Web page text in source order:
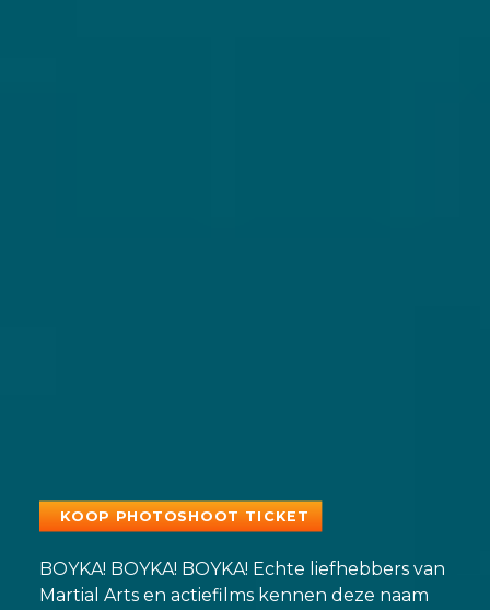
KOOP PHOTOSHOOT TICKET
BOYKA! BOYKA! BOYKA! Echte liefhebbers van
Martial Arts en actiefilms kennen deze naam